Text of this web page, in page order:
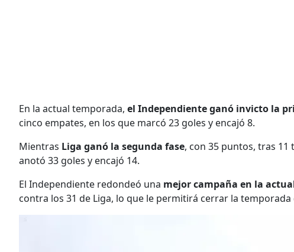
En la actual temporada, el Independiente ganó invicto la
cinco empates, en los que marcó 23 goles y encajó 8.
Mientras Liga ganó la segunda fase, con 35 puntos, tras
anotó 33 goles y encajó 14.
El Independiente redondeó una mejor campaña en la
contra los 31 de Liga, lo que le permitirá cerrar la